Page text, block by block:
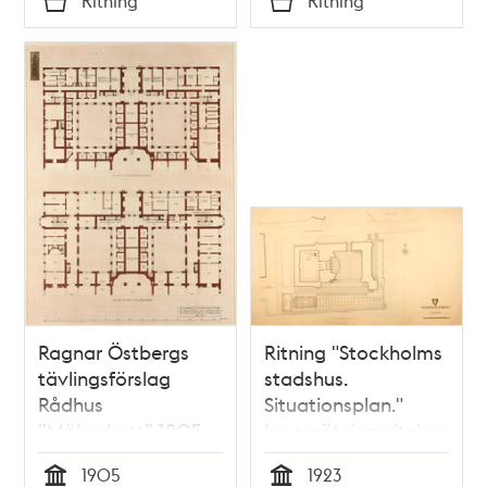
Typ Typ
Ragnar Östbergs
tävlingsförslag
Rådhus
”Mälardrott” 1905,
tillägg fullständigt
fängelse, plan
1905
Ritning "Stockholms
stadshus.
Situationsplan."
(uppmätningsritning
1923)
1923